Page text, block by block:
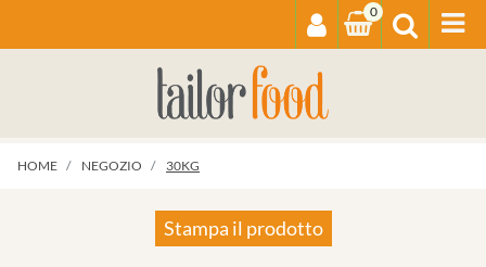
0
HOME NEGOZIO 30KG
Stampa il prodotto